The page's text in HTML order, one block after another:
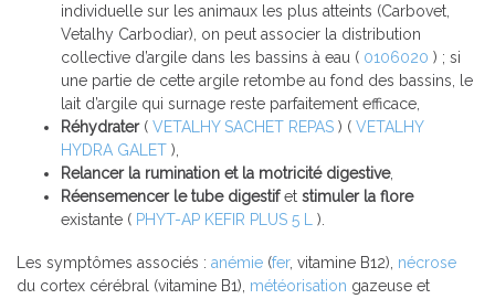
individuelle sur les animaux les plus atteints (Carbovet,
Vetalhy Carbodiar), on peut associer la distribution
collective d’argile dans les bassins à eau ( 0106020 ) ; si
une partie de cette argile retombe au fond des bassins, le
lait d’argile qui surnage reste parfaitement efficace,
Réhydrater( VETALHY SACHET REPAS ) ( VETALHY
HYDRA GALET ),
Relancer la rumination et la motricité digestive,
Réensemencer le tube digestifet stimuler la flore
existante ( PHYT-AP KEFIR PLUS 5 L ).
Les symptômes associés : anémie (fer, vitamine B12), nécrose
du cortex cérébral (vitamine B1), météorisation gazeuse et